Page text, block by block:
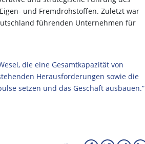
und Fremdrohstoffen. Zuletzt war
führenden Unternehmen für
die eine Gesamtkapazität von
Herausforderungen sowie die
setzen und das Geschäft ausbauen.“